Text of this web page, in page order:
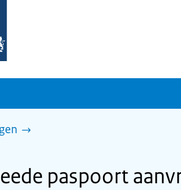
paspoort